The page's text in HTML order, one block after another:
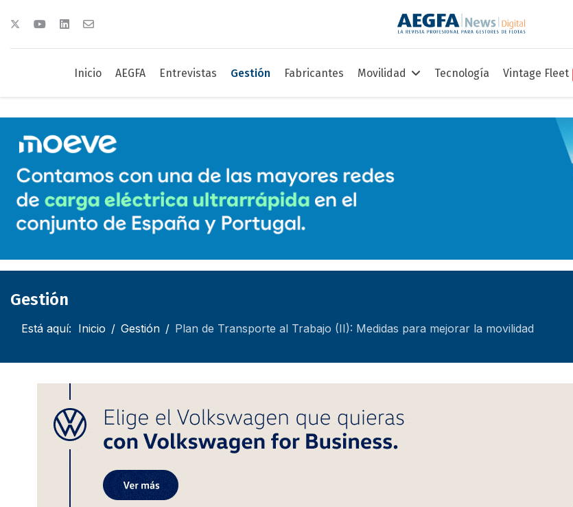
Inicio AEGFA Entrevistas Gestión Fabricantes Movilidad Tecnología Vintage Fleet
Gestión
Está aquí: Inicio Gestión Plan de Transporte al Trabajo (II): Medidas para mejorar la movilidad